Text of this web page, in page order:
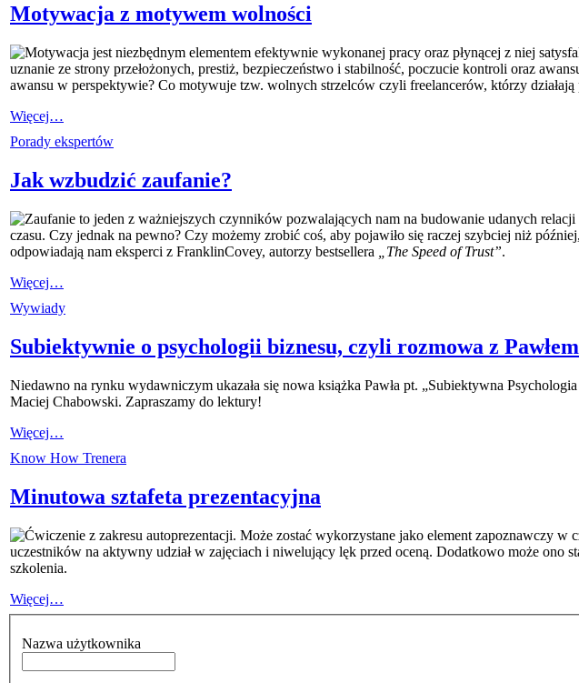
Motywacja z motywem wolności
Motywacja jest niezbędnym elementem efektywnie wykonanej pracy oraz płynącej z niej
uznanie ze strony przełożonych, prestiż, bezpieczeństwo i stabilność, poczucie kontroli oraz
awansu w perspektywie? Co motywuje tzw. wolnych strzelców czyli freelancerów, którzy
Więcej…
Porady ekspertów
Jak wzbudzić zaufanie?
Zaufanie to jeden z ważniejszych czynników pozwalających nam na budowanie udanych
czasu. Czy jednak na pewno? Czy możemy zrobić coś, aby pojawiło się raczej szybciej niż
odpowiadają nam eksperci z FranklinCovey, autorzy bestsellera
„The Speed of Trust”.
Więcej…
Wywiady
Subiektywnie o psychologii biznesu, czyli rozmowa z
Niedawno na rynku wydawniczym ukazała się nowa książka Pawła pt. „Subiektywna
Maciej Chabowski. Zapraszamy do lektury!
Więcej…
Know How Trenera
Minutowa sztafeta prezentacyjna
Ćwiczenie z zakresu autoprezentacji. Może zostać wykorzystane jako element zapoznawczy
uczestników na aktywny udział w zajęciach i niwelujący lęk przed oceną. Dodatkowo może ono
szkolenia.
Więcej…
Nazwa użytkownika